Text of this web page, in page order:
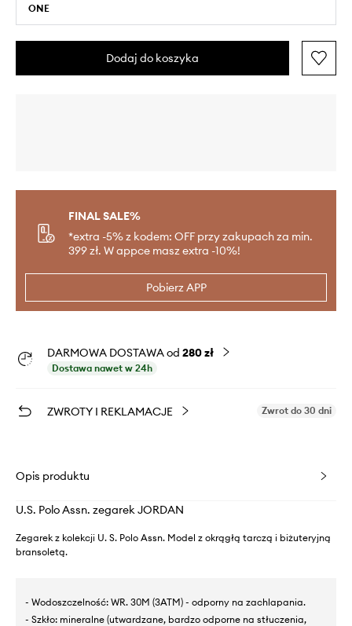
ONE
Dodaj do koszyka
FINAL SALE%
*extra -5% z kodem: OFF przy zakupach za min.
399 zł. W appce masz extra -10%!
Pobierz APP
DARMOWA DOSTAWA od 280 zł
Dostawa nawet w 24h
ZWROTY I REKLAMACJE Zwrot do 30 dni
Opis produktu
U.S. Polo Assn. zegarek JORDAN
Zegarek z kolekcji U. S. Polo Assn. Model z okrągłą tarczą i biżuteryjną
bransoletą.
- Wodoszczelność: WR. 30M (3ATM) - odporny na zachlapania.
- Szkło: mineralne (utwardzane, bardzo odporne na stłuczenia,